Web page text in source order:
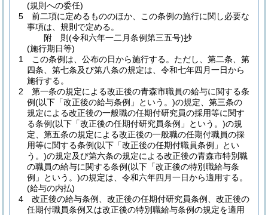
(規則への委任)
5
前二項に定めるもののほか、この条例の施行に関し必要な
事項は、規則で定める。
附 則(令和六年一二月条例第三五号)抄
(施行期日等)
1
この条例は、公布の日から施行する。 ただし、第二条、第
四条、第七条及び第八条の規定は、令和七年四月一日から
施行する。
2
第一条の規定による改正後の青森市職員の給与に関する条
例(以下「改正後の給与条例」という。)の規定、第三条の
規定による改正後の一般職の任期付研究員の採用等に関す
る条例(以下「改正後の任期付研究員条例」という。)の規
定、第五条の規定による改正後の一般職の任期付職員の採
用等に関する条例(以下「改正後の任期付職員条例」とい
う。)の規定及び第六条の規定による改正後の青森市特別職
の職員の給与に関する条例(以下「改正後の特別職給与条
例」という。)の規定は、令和六年四月一日から適用する。
(給与の内払)
4
改正後の給与条例、改正後の任期付研究員条例、改正後の
任期付職員条例又は改正後の特別職給与条例の規定を適用